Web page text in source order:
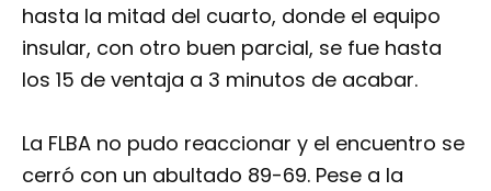
hasta la mitad del cuarto, donde el equipo
insular, con otro buen parcial, se fue hasta
los 15 de ventaja a 3 minutos de acabar.
La FLBA no pudo reaccionar y el encuentro se
cerró con un abultado 89-69. Pese a la